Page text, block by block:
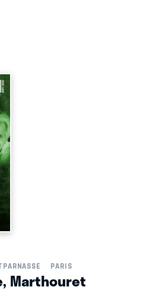
PARIS
Marthouret